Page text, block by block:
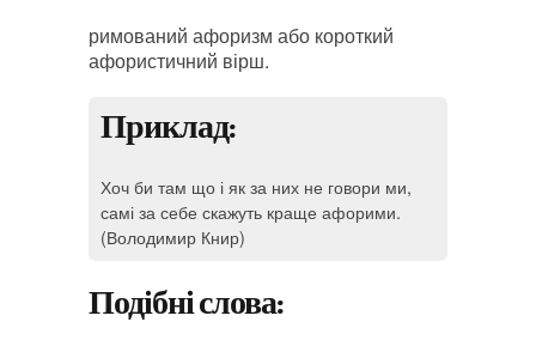
римований афоризм або короткий
афористичний вірш.
Приклад:
Хоч би там що і як за них не говори ми,
самі за себе скажуть краще афорими.
(Володимир Книр)
Подібні слова: